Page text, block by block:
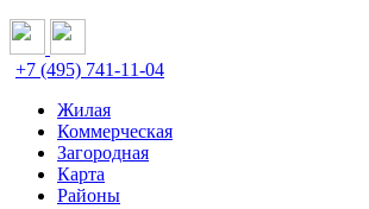
+7 (495) 741-11-04
Жилая
Коммерческая
Загородная
Карта
Районы